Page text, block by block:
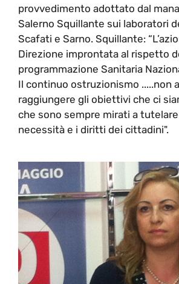
provvedimento adottato dal
Salerno Squillante sui laboratori
Scafati e Sarno. Squillante:
Direzione improntata al rispetto
programmazione Sanitaria
Il continuo ostruzionismo .....non
raggiungere gli obiettivi che ci
che sono sempre mirati a
necessità e i diritti dei cittadini".